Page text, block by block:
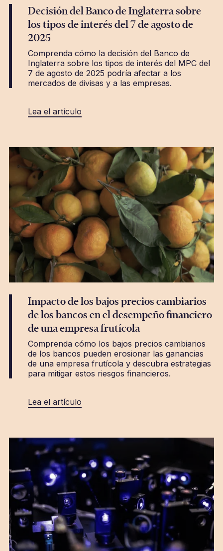
Decisión del Banco de Inglaterra sobre
los tipos de interés del 7 de agosto de
2025
Comprenda cómo la decisión del Banco de
Inglaterra sobre los tipos de interés del MPC del
7 de agosto de 2025 podría afectar a los
mercados de divisas y a las empresas.
Lea el artículo
Impacto de los bajos precios cambiarios
de los bancos en el desempeño financiero
de una empresa frutícola
Comprenda cómo los bajos precios cambiarios
de los bancos pueden erosionar las ganancias
de una empresa frutícola y descubra estrategias
para mitigar estos riesgos financieros.
Lea el artículo